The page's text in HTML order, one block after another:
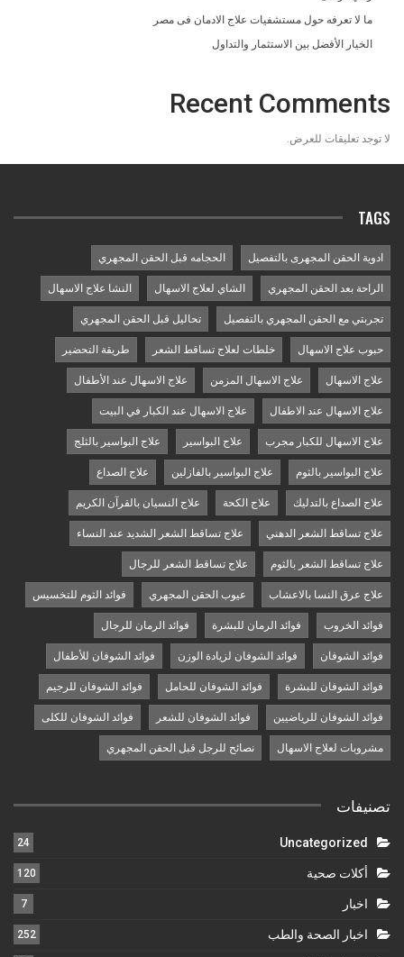
ما لا تعرفه حول مستشفيات علاج الادمان فى مصر
الخيار الأفضل بين الاستثمار والتداول
Recent Comments
لا توجد تعليقات للعرض.
TAGS
ادوية الحقن المجهرى بالتفصيل الحجامه قبل الحقن المجهري
الراحة بعد الحقن المجهري الشاي لعلاج الاسهال النشا علاج الاسهال
تجربتي مع الحقن المجهري بالتفصيل تحاليل قبل الحقن المجهري
حبوب علاج الاسهال خلطات لعلاج تساقط الشعر طريقة التحضير
علاج الاسهال علاج الاسهال المزمن علاج الاسهال عند الأطفال
علاج الاسهال عند الاطفال علاج الاسهال عند الكبار في البيت
علاج الاسهال للكبار مجرب علاج البواسير علاج البواسير بالثلج
علاج البواسير بالثوم علاج البواسير بالفازلين علاج الصداع
علاج الصداع بالتدليك علاج الكحة علاج النسيان بالقرآن الكريم
علاج تساقط الشعر الدهني علاج تساقط الشعر الشديد عند النساء
علاج تساقط الشعر بالثوم علاج تساقط الشعر للرجال
علاج عرق النسا بالاعشاب عيوب الحقن المجهري فوائد الثوم للتخسيس
فوائد الخروب فوائد الرمان للبشرة فوائد الرمان للرجال
فوائد الشوفان فوائد الشوفان لزيادة الوزن فوائد الشوفان للأطفال
فوائد الشوفان للبشرة فوائد الشوفان للحامل فوائد الشوفان للرجيم
فوائد الشوفان للرياضيين فوائد الشوفان للشعر فوائد الشوفان للكلى
مشروبات لعلاج الاسهال نصائح للرجل قبل الحقن المجهري
تصنيفات
Uncategorized
24
أكلات صحية 120
اخبار 7
اخبار الصحة والطب 252